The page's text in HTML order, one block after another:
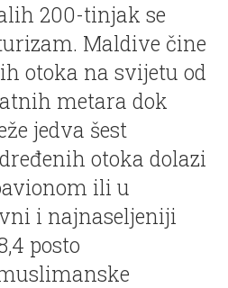
200-tinjak se
Maldive čine
otoka na svijetu od
metara dok
jedva šest
otoka dolazi
ili u
i najnaseljeniji
posto